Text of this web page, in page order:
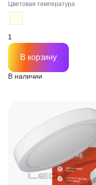
В наличии
Цветовая температура
В корзину